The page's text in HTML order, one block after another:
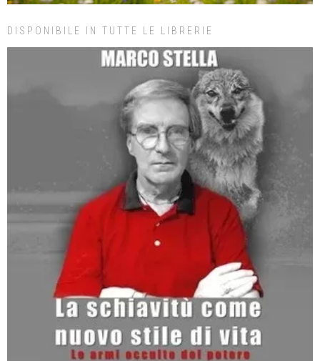
DISPONIBILE IN TUTTE LE LIBRERIE